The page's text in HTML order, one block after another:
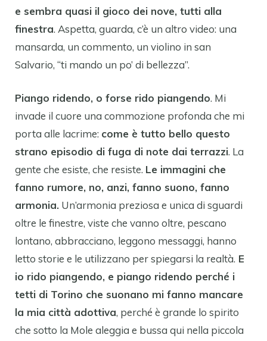
e sembra quasi il gioco dei nove, tutti alla
finestra. Aspetta, guarda, c’è un altro video: una
mansarda, un commento, un violino in san
Salvario, “ti mando un po’ di bellezza”.
Piango ridendo, o forse rido piangendo. Mi
invade il cuore una commozione profonda che mi
porta alle lacrime: come è tutto bello questo
strano episodio di fuga di note dai terrazzi. La
gente che esiste, che resiste. Le immagini che
fanno rumore, no, anzi, fanno suono, fanno
armonia. Un’armonia preziosa e unica di sguardi
oltre le finestre, viste che vanno oltre, pescano
lontano, abbracciano, leggono messaggi, hanno
letto storie e le utilizzano per spiegarsi la realtà. E
io rido piangendo, e piango ridendo perché i
tetti di Torino che suonano mi fanno mancare
la mia città adottiva, perché è grande lo spirito
che sotto la Mole aleggia e bussa qui nella piccola